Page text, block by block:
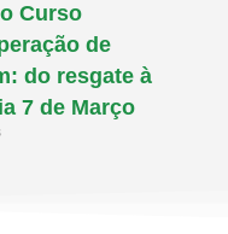
Curso
de
do resgate à
7 de Março